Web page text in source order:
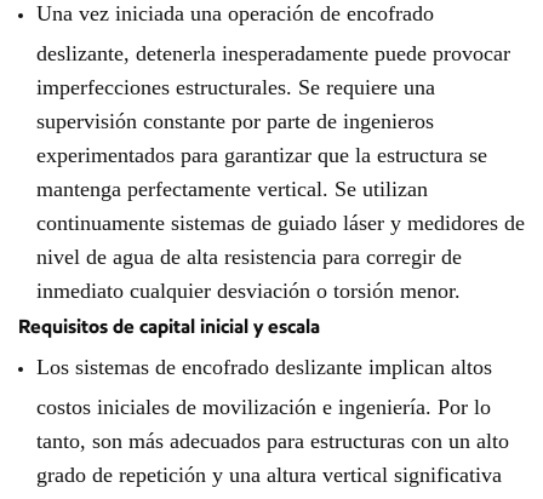
Una vez iniciada una operación de encofrado
deslizante, detenerla inesperadamente puede provocar
imperfecciones estructurales. Se requiere una
supervisión constante por parte de ingenieros
experimentados para garantizar que la estructura se
mantenga perfectamente vertical. Se utilizan
continuamente sistemas de guiado láser y medidores de
nivel de agua de alta resistencia para corregir de
inmediato cualquier desviación o torsión menor.
Requisitos de capital inicial y escala
Los sistemas de encofrado deslizante implican altos
costos iniciales de movilización e ingeniería. Por lo
tanto, son más adecuados para estructuras con un alto
grado de repetición y una altura vertical significativa